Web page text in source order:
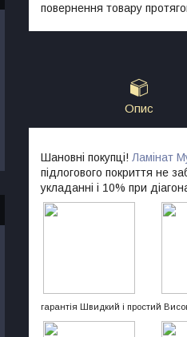
повернення товару
Опис
Шановні покупці! Ламінат
підлогового покриття не
укладанні і 10% при
гарантія Швидкий і простий